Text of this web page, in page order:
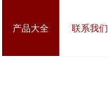
产品大全 联系我们